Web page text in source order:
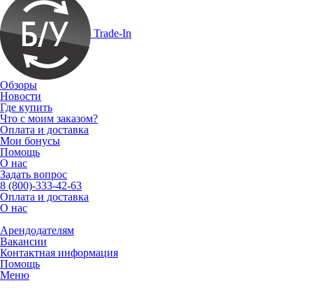
Trade-In
Обзоры
Новости
Где купить
Что с моим заказом?
Оплата и доставка
Мои бонусы
Помощь
О нас
Задать вопрос
8 (800)-333-42-63
Оплата и доставка
О нас
Арендодателям
Вакансии
Контактная информация
Помощь
Меню